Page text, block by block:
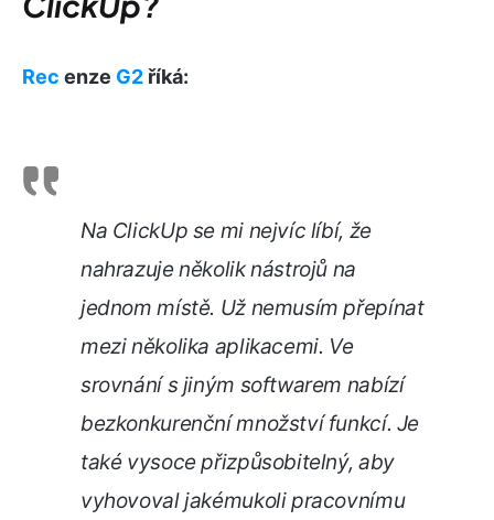
Rec enze G2říká:
Na ClickUp se mi nejvíc líbí, že
nahrazuje několik nástrojů na
jednom místě. Už nemusím přepínat
mezi několika aplikacemi. Ve
srovnání s jiným softwarem nabízí
bezkonkurenční množství funkcí. Je
také vysoce přizpůsobitelný, aby
vyhovoval jakémukoli pracovnímu